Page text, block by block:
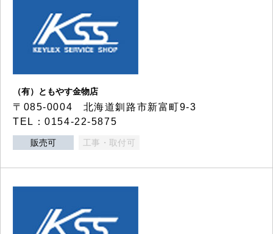
（有）ともやす金物店
〒085-0004 北海道釧路市新富町9-3
TEL：0154-22-5875
販売可 工事・取付可